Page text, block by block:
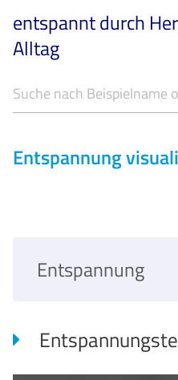
entspannt durch
Alltag
Entspannung
Entspannung